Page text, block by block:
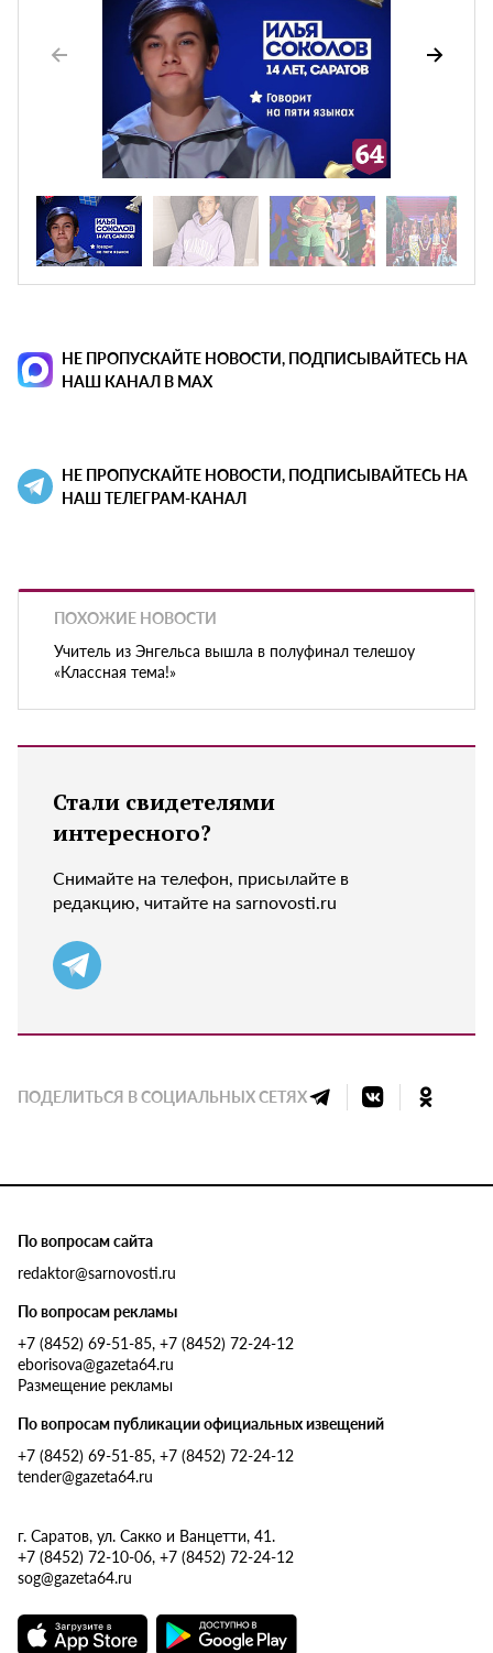
НЕ ПРОПУСКАЙТЕ НОВОСТИ, ПОДПИСЫВАЙТЕСЬ НА
НАШ КАНАЛ В MAX
НЕ ПРОПУСКАЙТЕ НОВОСТИ, ПОДПИСЫВАЙТЕСЬ НА
НАШ ТЕЛЕГРАМ-КАНАЛ
ПОХОЖИЕ НОВОСТИ
Учитель из Энгельса вышла в полуфинал телешоу
«Классная тема!»
Стали свидетелями
интересного?
Снимайте на телефон, присылайте в
редакцию, читайте на sarnovosti.ru
ПОДЕЛИТЬСЯ В СОЦИАЛЬНЫХ СЕТЯХ
По вопросам сайта
redaktor@sarnovosti.ru
По вопросам рекламы
+7 (8452) 69-51-85, +7 (8452) 72-24-12
eborisova@gazeta64.ru
Размещение рекламы
По вопросам публикации официальных извещений
+7 (8452) 69-51-85, +7 (8452) 72-24-12
tender@gazeta64.ru
г. Саратов, ул. Сакко и Ванцетти, 41.
+7 (8452) 72-10-06, +7 (8452) 72-24-12
sog@gazeta64.ru